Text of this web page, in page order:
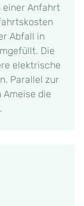
einer Anfahrt
Abfall in
Die
elektrische
Parallel zur
die